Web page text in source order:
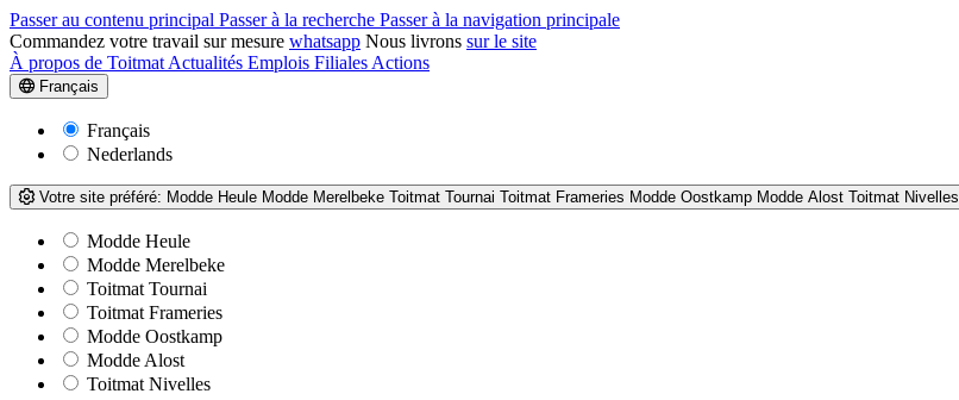
Passer au contenu principal Passer à la recherche Passer à la navigation principale
Commandez votre travail sur mesure whatsapp Nous livrons sur le site
À propos de Toitmat Actualités Emplois Filiales Actions
Français
Français
Nederlands
Votre site préféré: Modde Heule Modde Merelbeke Toitmat Tournai Toitmat Frameries Modde Oostkamp Modde Alost Toitmat Nivelles
Modde Heule
Modde Merelbeke
Toitmat Tournai
Toitmat Frameries
Modde Oostkamp
Modde Alost
Toitmat Nivelles